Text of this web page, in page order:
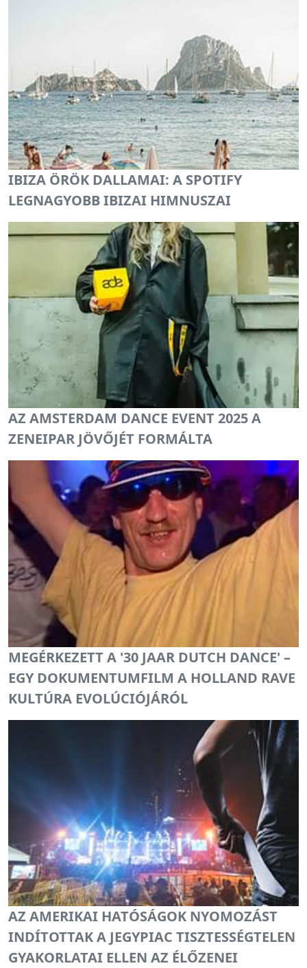
IBIZA ÖRÖK DALLAMAI: A SPOTIFY
LEGNAGYOBB IBIZAI HIMNUSZAI
AZ AMSTERDAM DANCE EVENT 2025 A
ZENEIPAR JÖVŐJÉT FORMÁLTA
MEGÉRKEZETT A '30 JAAR DUTCH DANCE' –
EGY DOKUMENTUMFILM A HOLLAND RAVE
KULTÚRA EVOLÚCIÓJÁRÓL
AZ AMERIKAI HATÓSÁGOK NYOMOZÁST
INDÍTOTTAK A JEGYPIAC TISZTESSÉGTELEN
GYAKORLATAI ELLEN AZ ÉLŐZENEI